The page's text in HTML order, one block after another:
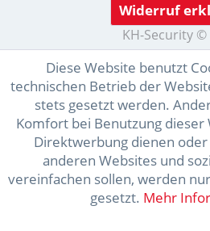
Widerruf
KH-Security ©
Diese Website benutzt
technischen Betrieb der
stets gesetzt werden.
Komfort bei Benutzung
Direktwerbung dienen
anderen Websites und
vereinfachen sollen, werden
gesetzt. Mehr